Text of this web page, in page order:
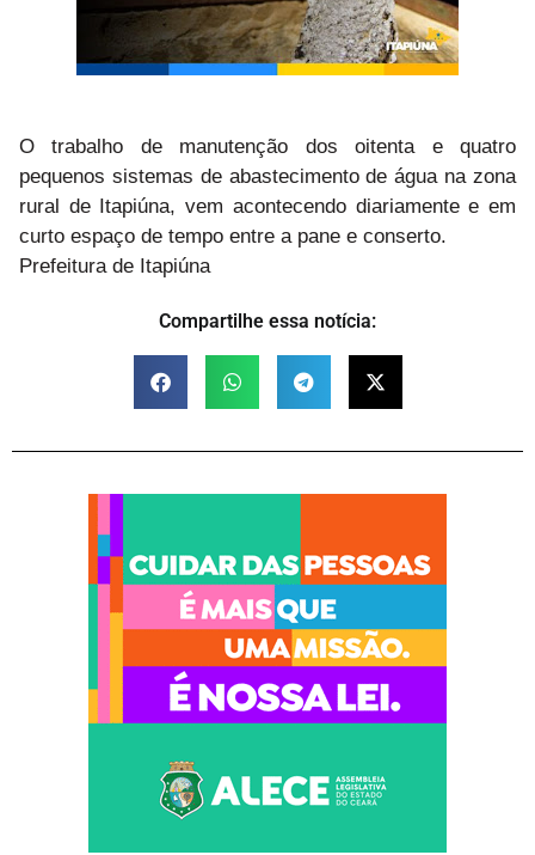
O trabalho de manutenção dos oitenta e quatro
pequenos sistemas de abastecimento de água na zona
rural de Itapiúna, vem acontecendo diariamente e em
curto espaço de tempo entre a pane e conserto.
Prefeitura de Itapiúna
Compartilhe essa notícia: